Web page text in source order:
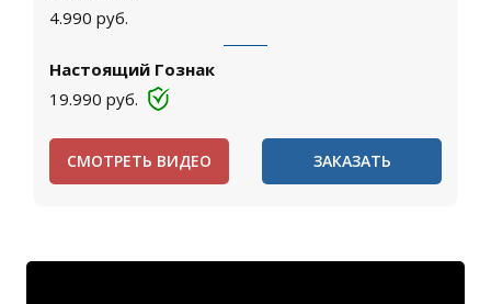
4.990 руб.
Настоящий Гознак
19.990 руб.
СМОТРЕТЬ ВИДЕО ЗАКАЗАТЬ